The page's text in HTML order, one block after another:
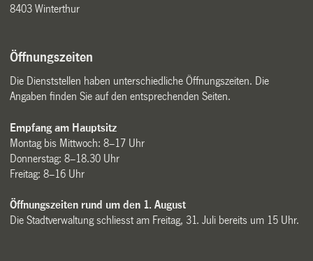
8403 Winterthur
Öffnungszeiten
Die Dienststellen haben unterschiedliche Öffnungszeiten. Die
Angaben finden Sie auf den entsprechenden Seiten.
Empfang am Hauptsitz
Montag bis Mittwoch: 8–17 Uhr
Donnerstag: 8–18.30 Uhr
Freitag: 8–16 Uhr
Öffnungszeiten rund um den 1. August
Die Stadtverwaltung schliesst am Freitag, 31. Juli bereits um 15 Uhr.